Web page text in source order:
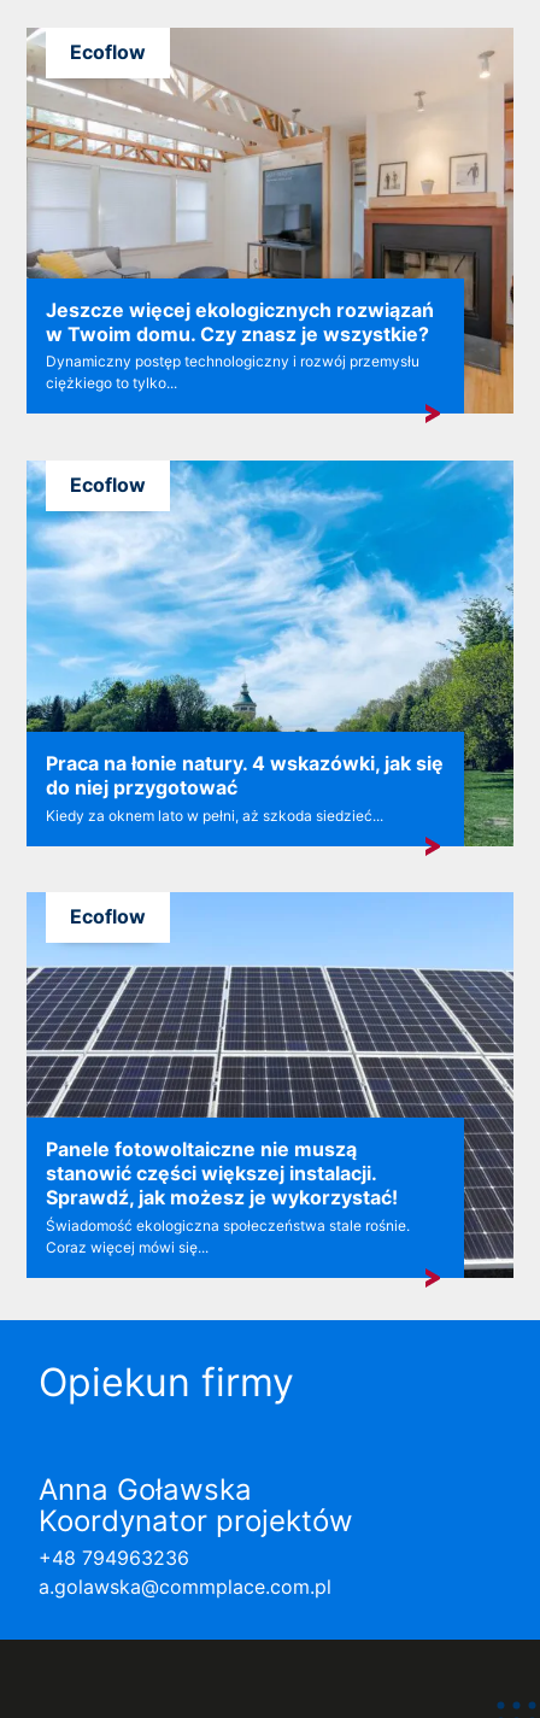
Jeszcze więcej ekologicznych rozwiązań
w Twoim domu. Czy znasz je wszystkie?
Dynamiczny postęp technologiczny i rozwój przemysłu
ciężkiego to tylko...
Ecoflow
Praca na łonie natury. 4 wskazówki, jak się
do niej przygotować
Kiedy za oknem lato w pełni, aż szkoda siedzieć...
Ecoflow
Panele fotowoltaiczne nie muszą
stanowić części większej instalacji.
Sprawdź, jak możesz je wykorzystać!
Świadomość ekologiczna społeczeństwa stale rośnie.
Coraz więcej mówi się...
Ecoflow
Opiekun firmy
Anna Goławska
Koordynator projektów
+48 794963236
a.golawska@commplace.com.pl